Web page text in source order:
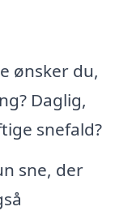
ønsker du,
Daglig,
snefald?
sne, der